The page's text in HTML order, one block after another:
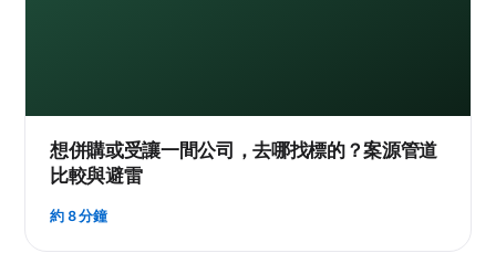
想併購或受讓一間公司，去哪找標的？案源管道
比較與避雷
約 8 分鐘